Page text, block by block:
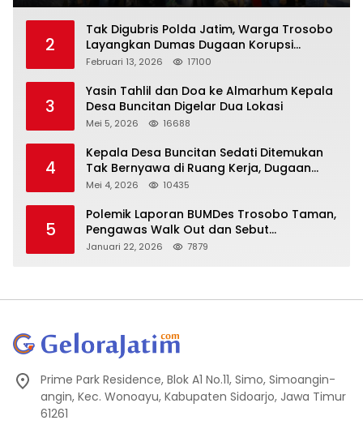
2
Tak Digubris Polda Jatim, Warga Trosobo
Layangkan Dumas Dugaan Korupsi
Oknum DPRD Sidoarjo ke Kapolri
Februari 13, 2026 17100
3
Yasin Tahlil dan Doa ke Almarhum Kepala
Desa Buncitan Digelar Dua Lokasi
Mei 5, 2026 16688
4
Kepala Desa Buncitan Sedati Ditemukan
Tak Bernyawa di Ruang Kerja, Dugaan
Bunuh Diri Menguat
Mei 4, 2026 10435
5
Polemik Laporan BUMDes Trosobo Taman,
Pengawas Walk Out dan Sebut
Kejanggalan
Januari 22, 2026 7879
Prime Park Residence, Blok A1 No.11, Simo, Simoangin-
angin, Kec. Wonoayu, Kabupaten Sidoarjo, Jawa Timur
61261